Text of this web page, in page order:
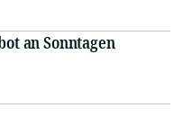
an Sonntagen